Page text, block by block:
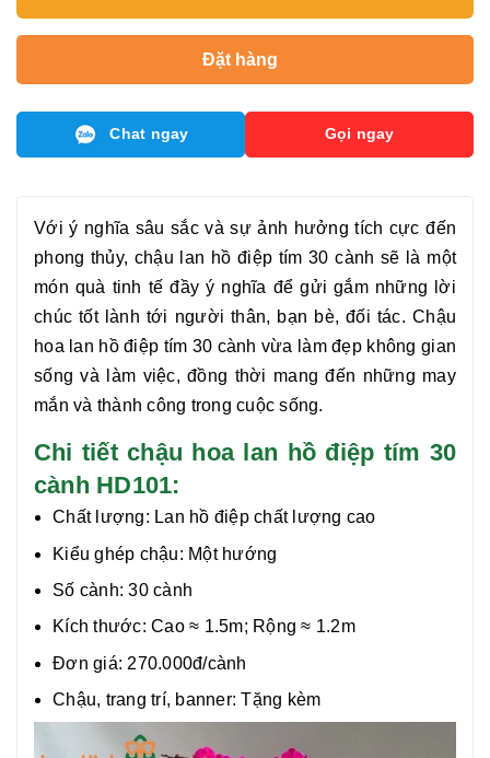
Đặt hàng
Chat ngay Gọi ngay
Với ý nghĩa sâu sắc và sự ảnh hưởng tích cực đến
phong thủy, chậu
lan hồ điệp tím 30 cành sẽ là một
món quà tinh tế đầy ý nghĩa để gửi gắm những lời
chúc tốt lành tới người thân, bạn bè, đối tác. Chậu
hoa lan hồ điệp tím 30 cành vừa làm đẹp không gian
sống và làm việc, đồng thời mang đến những may
mắn và thành công trong cuộc sống.
Chi tiết chậu hoa lan hồ điệp tím 30
cành HD101:
Chất lượng: Lan hồ điệp chất lượng cao
Kiểu ghép chậu: Một hướng
Số cành: 30 cành
Kích thước: Cao ≈ 1.5m; Rộng ≈ 1.2m
Đơn giá: 270.000đ/cành
Chậu, trang trí, banner: Tặng kèm